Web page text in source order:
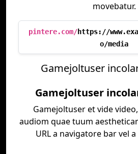
movebatur.
pintere.com/https://
o/media
Gamejoltuser
Gamejoltuser
Gamejoltuser et vide
audiom quae tuum
URL a navigatore bar vel